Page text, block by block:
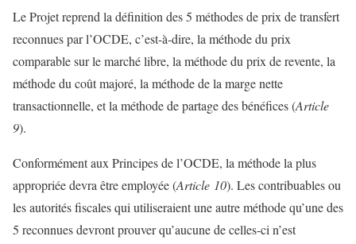
Le Projet reprend la définition des 5 méthodes de prix de transfert
reconnues par l’OCDE, c’est-à-dire, la méthode du prix
comparable sur le marché libre, la méthode du prix de revente, la
méthode du coût majoré, la méthode de la marge nette
transactionnelle, et la méthode de partage des bénéfices (Article
9).
Conformément aux Principes de l’OCDE, la méthode la plus
appropriée devra être employée (Article 10). Les contribuables ou
les autorités fiscales qui utiliseraient une autre méthode qu’une des
5 reconnues devront prouver qu’aucune de celles-ci n’est